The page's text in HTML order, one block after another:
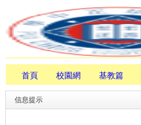
首頁 校園網 基教篇
信息提示